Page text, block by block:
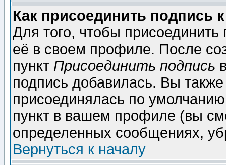
Как присоединить подпись
Для того, чтобы
её в своем профиле. После
пункт Присоединить подпись
подпись добавилась. Вы
присоединялась по
пункт в вашем профиле (вы
определенных сообщениях,
Вернуться к началу